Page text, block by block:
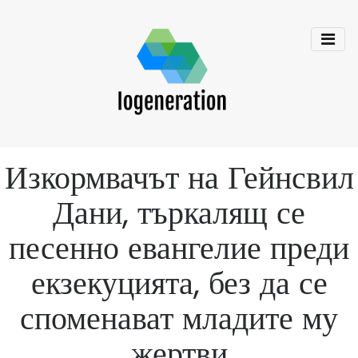
Изкормвачът на Гейнсвил
Дани, търкалящ се
песенно евангелие преди
екзекуцията, без да се
споменават младите му